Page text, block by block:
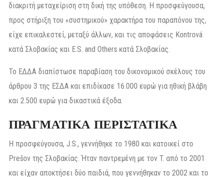
διακριτή μεταχείριση στη δική της υπόθεση. Η προσφεύγουσα,
προς στήριξη του «συστημικού» χαρακτήρα του παραπόνου της,
είχε επικαλεστεί, μεταξύ άλλων, και τις αποφάσεις Kontrová
κατά Σλοβακίας και E.S. and Others κατά Σλοβακίας.
Το ΕΔΔΑ διαπίστωσε παραβίαση του δικονομικού σκέλους του
άρθρου 3 της ΕΣΔΑ και επιδίκασε 16.000 ευρώ για ηθική βλάβη
και 2.500 ευρώ για δικαστικά έξοδα.
ΠΡΑΓΜΑΤΙΚΑ ΠΕΡΙΣΤΑΤΙΚΑ
Η προσφεύγουσα, J.S., γεννήθηκε το 1980 και κατοικεί στο
Prešov της Σλοβακίας. Ήταν παντρεμένη με τον T. από το 2001
και είχαν αποκτήσει δύο παιδιά, που γεννήθηκαν το 2002 και το